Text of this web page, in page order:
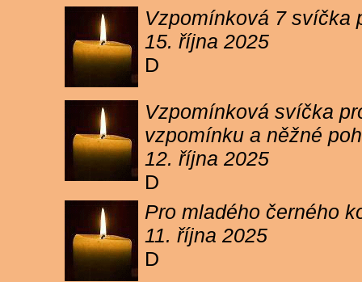
Vzpomínková 7 svíčka
15. října 2025
D
Vzpomínková svíčka
vzpomínku a něžné
12. října 2025
D
Pro mladého černého
11. října 2025
D